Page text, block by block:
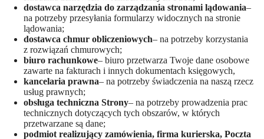
dostawca narzędzia do zarządzania stronami lądowania–
na potrzeby przesyłania formularzy widocznych na stronie
lądowania;
dostawca chmur obliczeniowych– na potrzeby korzystania
z rozwiązań chmurowych;
biuro rachunkowe– biuro przetwarza Twoje dane osobowe
zawarte na fakturach i innych dokumentach księgowych,
kancelaria prawna– na potrzeby świadczenia na naszą rzecz
usług prawnych;
obsługa techniczna Strony– na potrzeby prowadzenia prac
technicznych dotyczących tych obszarów, w których
przetwarzane są dane;
podmiot realizujący zamówienia, firma kurierska, Poczta